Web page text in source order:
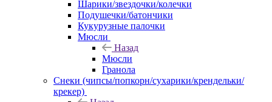
Шарики/звездочки/колечки
Подушечки/батончики
Кукурузные палочки
Мюсли
Назад
Мюсли
Гранола
Снеки (чипсы/попкорн/сухарики/крендельки/
крекер)